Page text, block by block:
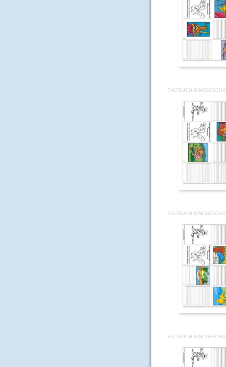
FALTBUCH-
FALTBUCH-
FALTBUCH-